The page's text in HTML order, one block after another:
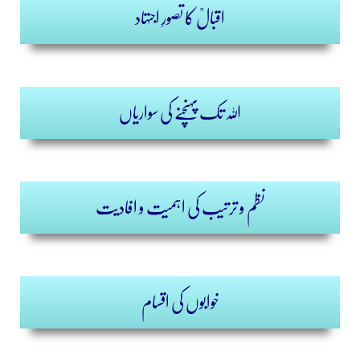
اقبالؒ کا تصورِ اجتہاد
اللہ تک پہنچنے کی سواریاں
نظم و ترتیب کی اہمیت و افادیت
خوابوں کی اقسام